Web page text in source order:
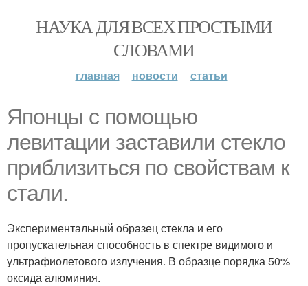
НАУКА ДЛЯ ВСЕХ ПРОСТЫМИ
СЛОВАМИ
главная новости статьи
Японцы с помощью
левитации заставили стекло
приблизиться по свойствам к
стали.
Экспериментальный образец стекла и его
пропускательная способность в спектре видимого и
ультрафиолетового излучения. В образце порядка 50%
оксида алюминия.